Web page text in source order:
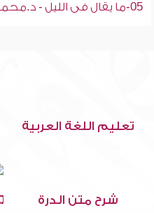
05-ما يقال فى الليل - د.محمد إسماعيل المقدم
تعليم اللغة العربية
شرح متن الدرة